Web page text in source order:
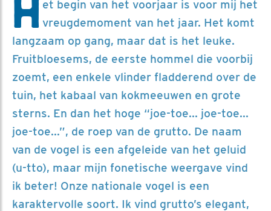
H et begin van het voorjaar is voor mij het
vreugdemoment van het jaar. Het komt
langzaam op gang, maar dat is het leuke.
Fruitbloesems, de eerste hommel die voorbij
zoemt, een enkele vlinder fladderend over de
tuin, het kabaal van kokmeeuwen en grote
sterns. En dan het hoge “joe-toe... joe-toe...
joe-toe...”, de roep van de grutto. De naam
van de vogel is een afgeleide van het geluid
(u-tto), maar mijn fonetische weergave vind
ik beter! Onze nationale vogel is een
karaktervolle soort. Ik vind grutto’s elegant,